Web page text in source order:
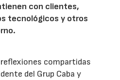
con clientes,
tecnológicos y otros
compartidas
del Grup Caba y